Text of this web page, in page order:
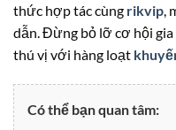
thức hợp tác cùng rikvip,
dẫn. Đừng bỏ lỡ cơ hội
thú vị với hàng loạt
Có thể bạn quan tâm: